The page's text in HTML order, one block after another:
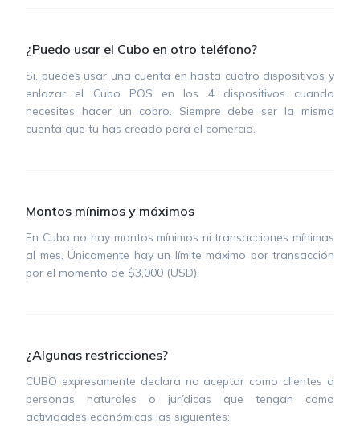
¿Puedo usar el Cubo en otro teléfono?
Si, puedes usar una cuenta en hasta cuatro dispositivos y
enlazar el Cubo POS en los 4 dispositivos cuando
necesites hacer un cobro. Siempre debe ser la misma
cuenta que tu has creado para el comercio.
Montos mínimos y máximos
En Cubo no hay montos mínimos ni transacciones mínimas
al mes. Únicamente hay un límite máximo por transacción
por el momento de $3,000 (USD).
¿Algunas restricciones?
CUBO expresamente declara no aceptar como clientes a
personas naturales o jurídicas que tengan como
actividades económicas las siguientes: